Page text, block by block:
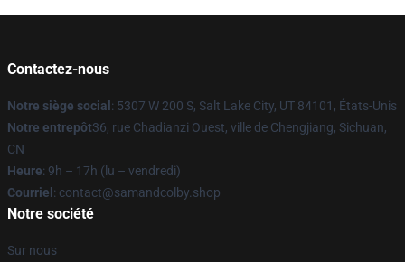
Contactez-nous
Notre siège social : 5307 W 200 S, Salt Lake City, UT 84101, États-Unis
Notre entrepôt36, rue Chadianzi Ouest, ville de Chengjiang, Sichuan,
CN
Heure: 9h – 17h (lu – vendredi)
Courriel : contact@samandcolby.shop
Notre société
Sur nous